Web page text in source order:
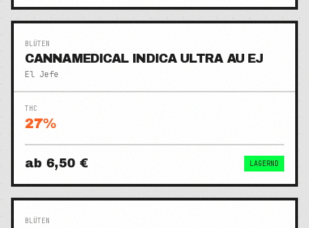
BLÜTEN
CANNAMEDICAL INDICA ULTRA AU EJ
El Jefe
THC
27%
ab 6,50 € LAGERND
BLÜTEN